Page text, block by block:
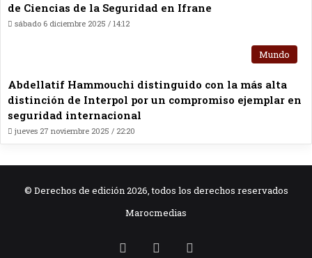
de Ciencias de la Seguridad en Ifrane
sábado 6 diciembre 2025 / 14:12
Mundo
Abdellatif Hammouchi distinguido con la más alta
distinción de Interpol por un compromiso ejemplar en
seguridad internacional
jueves 27 noviembre 2025 / 22:20
© Derechos de edición 2026, todos los derechos reservados
Marocmedias
Facebook